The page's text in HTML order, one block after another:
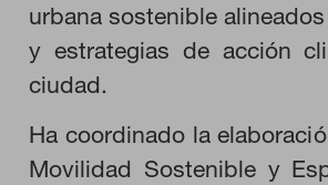
urbana sostenible
y estrategias de acción
ciudad.
Ha coordinado la
Movilidad Sostenible y
HABILITAR
Cookies necesarias
no se pueden desactivar en nuestros